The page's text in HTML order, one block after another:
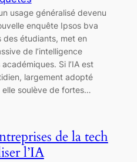
usage généralisé devenu
enquête Ipsos bva
des étudiants, met en
de l’intelligence
Si l’IA est
largement adopté
soulève de fortes…
de la tech
l’IA